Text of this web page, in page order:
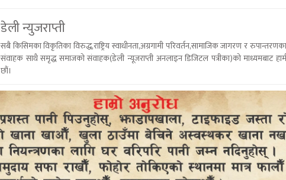
डेली न्युजराप्ती
सबै किसिमका विकृतिका विरुद्ध,राष्ट्रिय स्वाधीनता,अग्रगामी परिवर्तन,सामाजिक जागरण र
संवाहक साथै समृद्ध समाजको संवाहक(डेली न्यूजराप्ती अनलाइन डिजिटल पत्रीका)को माध्यमबाट
छौं।